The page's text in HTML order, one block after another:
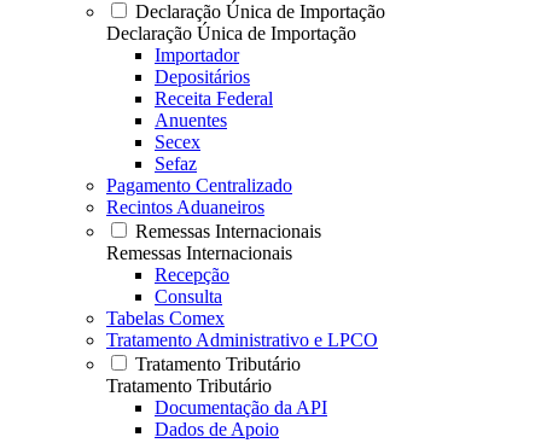
Declaração Única de Importação
Declaração Única de Importação
Importador
Depositários
Receita Federal
Anuentes
Secex
Sefaz
Pagamento Centralizado
Recintos Aduaneiros
Remessas Internacionais
Remessas Internacionais
Recepção
Consulta
Tabelas Comex
Tratamento Administrativo e LPCO
Tratamento Tributário
Tratamento Tributário
Documentação da API
Dados de Apoio